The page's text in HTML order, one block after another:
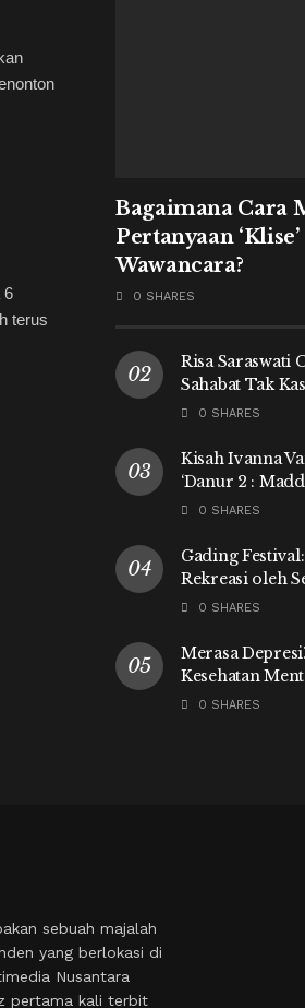
6
terus
Bagaimana Cara
Pertanyaan ‘Klise’
Wawancara?
0 SHARES
Risa Saraswati
Sahabat Tak
0 SHARES
Kisah Ivanna
‘Danur 2 :
0 SHARES
Gading
Rekreasi oleh
0 SHARES
Merasa
Kesehatan
0 SHARES
sebuah majalah
yang berlokasi di
Nusantara
pertama kali terbit